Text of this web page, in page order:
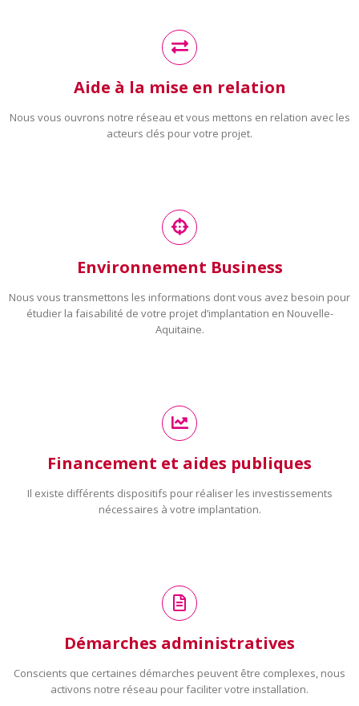
Aide à la mise en relation
Nous vous ouvrons notre réseau et vous mettons en relation avec les
acteurs clés pour votre projet.
Environnement Business
Nous vous transmettons les informations dont vous avez besoin pour
étudier la faisabilité de votre projet d’implantation en Nouvelle-
Aquitaine.
Financement et aides publiques
Il existe différents dispositifs pour réaliser les investissements
nécessaires à votre implantation.
Démarches administratives
Conscients que certaines démarches peuvent être complexes, nous
activons notre réseau pour faciliter votre installation.